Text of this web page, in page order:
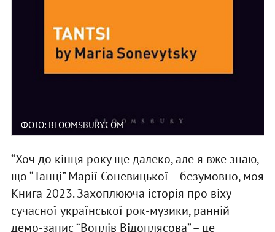
ФОТО: BLOOMSBURY.COM
“Хоч до кінця року ще далеко, але я вже знаю,
що “Танці” Марії Соневицької – безумовно, моя
Книга 2023. Захоплююча історія про віху
сучасної української рок-музики, ранній
демо-запис “Воплів Відоплясова” – це